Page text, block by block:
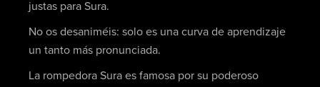
justas para Sura.
No os desaniméis: solo es una curva de aprendizaje
un tanto más pronunciada.
La rompedora Sura es famosa por su poderoso